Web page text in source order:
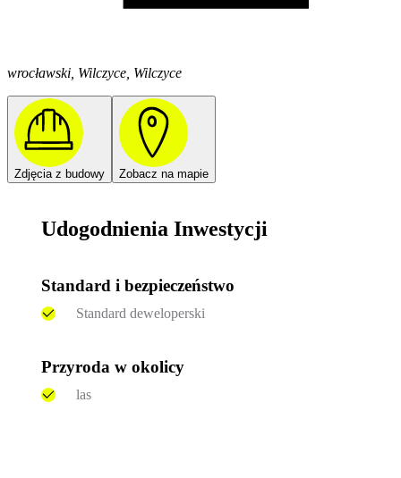
wrocławski, Wilczyce, Wilczyce
Zdjęcia z budowy Zobacz na mapie
Udogodnienia Inwestycji
Standard i bezpieczeństwo
Standard deweloperski
Przyroda w okolicy
las